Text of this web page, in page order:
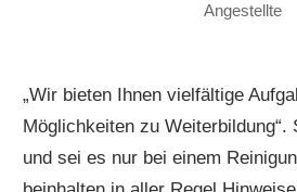
Angestellte
„Wir bieten Ihnen vielfältige
Möglichkeiten zu Weiterbildung“.
und sei es nur bei einem